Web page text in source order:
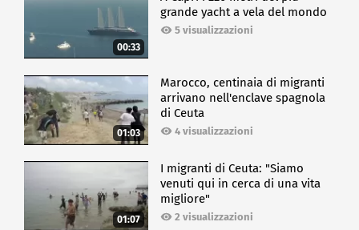
00:33
grande yacht a vela del mondo
5 visualizzazioni
01:03
Marocco, centinaia di migranti
arrivano nell'enclave spagnola
di Ceuta
4 visualizzazioni
01:07
I migranti di Ceuta: "Siamo
venuti qui in cerca di una vita
migliore"
2 visualizzazioni